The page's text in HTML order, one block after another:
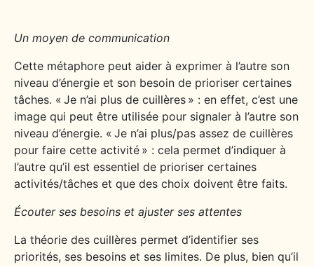
Un moyen de communication
Cette métaphore peut aider à exprimer à l’autre son
niveau d’énergie et son besoin de prioriser certaines
tâches. « Je n’ai plus de cuillères » : en effet, c’est une
image qui peut être utilisée pour signaler à l’autre son
niveau d’énergie. « Je n’ai plus/pas assez de cuillères
pour faire cette activité » : cela permet d’indiquer à
l’autre qu’il est essentiel de prioriser certaines
activités/tâches et que des choix doivent être faits.
Écouter ses besoins et ajuster ses attentes
La théorie des cuillères permet d’identifier ses
priorités, ses besoins et ses limites. De plus, bien qu’il